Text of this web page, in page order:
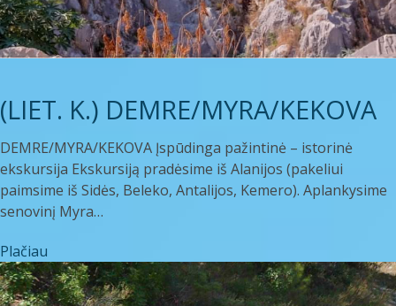
(LIET. K.) DEMRE/MYRA/KEKOVA
DEMRE/MYRA/KEKOVA Įspūdinga pažintinė – istorinė
ekskursija Ekskursiją pradėsime iš Alanijos (pakeliui
paimsime iš Sidės, Beleko, Antalijos, Kemero). Aplankysime
senovinį Myra…
Plačiau